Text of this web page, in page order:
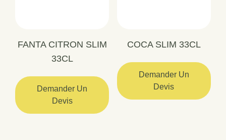
FANTA CITRON SLIM
33CL
Demander Un
Devis
COCA SLIM 33CL
Demander Un
Devis